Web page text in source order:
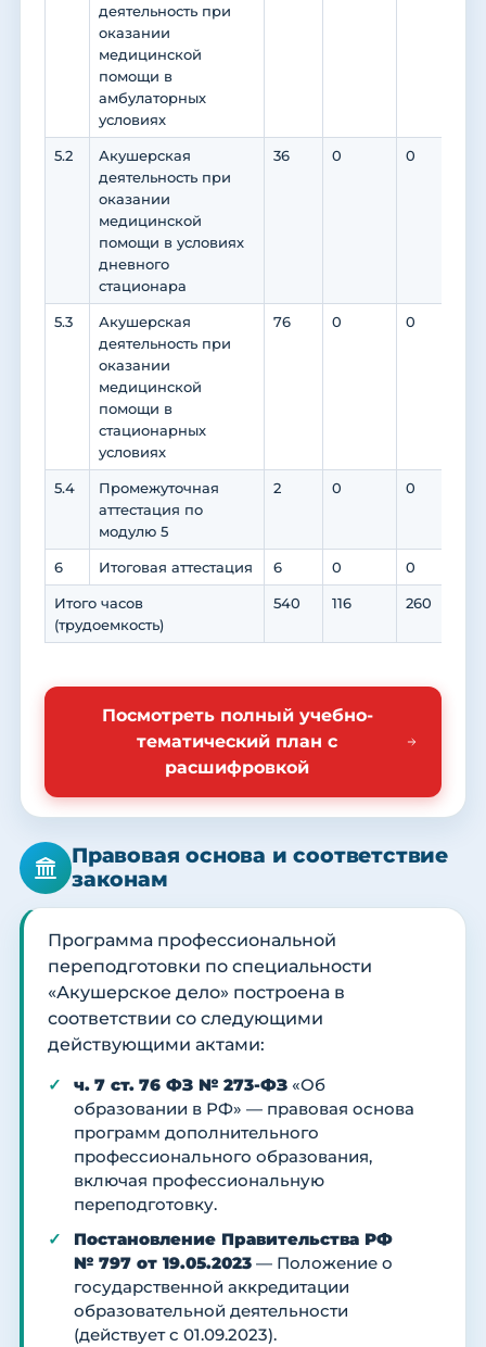
деятельность при
оказании
медицинской
помощи в
амбулаторных
условиях
5.2
Акушерская
деятельность при
оказании
медицинской
помощи в условиях
дневного
стационара
36 0 0
5.3
Акушерская
деятельность при
оказании
медицинской
помощи в
стационарных
условиях
76 0 0
5.4
Промежуточная
аттестация по
модулю 5
2 0 0
6 Итоговая аттестация 6 0 0
Итого часов
(трудоемкость)
540 116 260
Посмотреть полный учебно-
тематический план с
расшифровкой
Правовая основа и соответствие
законам
Программа профессиональной
переподготовки по специальности
«Акушерское дело» построена в
соответствии со следующими
действующими актами:
ч. 7 ст. 76 ФЗ № 273-ФЗ «Об
образовании в РФ» — правовая основа
программ дополнительного
профессионального образования,
включая профессиональную
переподготовку.
Постановление Правительства РФ
№ 797 от 19.05.2023 — Положение о
государственной аккредитации
образовательной деятельности
(действует с 01.09.2023).